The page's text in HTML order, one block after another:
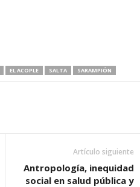
EL ACOPLE SALTA SARAMPIÓN
Artículo siguiente
Antropología, inequidad
social en salud pública y